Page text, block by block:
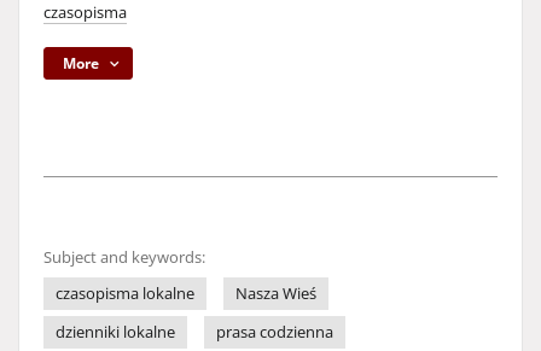
czasopisma
More
Subject and keywords:
czasopisma lokalne
Nasza Wieś
dzienniki lokalne
prasa codzienna